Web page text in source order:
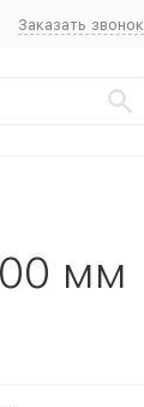
Заказать звонок
мм